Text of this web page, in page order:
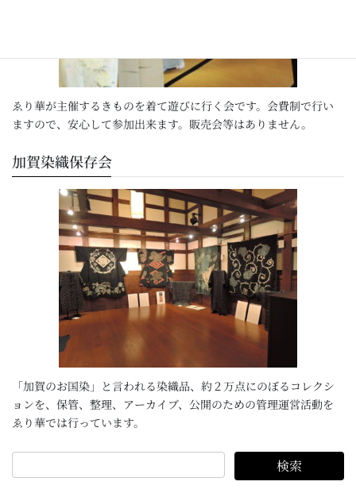
ゑり華が主催するきものを着て遊びに行く会です。会費制で行い
ますので、安心して参加出来ます。販売会等はありません。
加賀染織保存会
「加賀のお国染」と言われる染織品、約２万点にのぼるコレクシ
ョンを、保管、整理、アーカイブ、公開のための管理運営活動を
ゑり華では行っています。